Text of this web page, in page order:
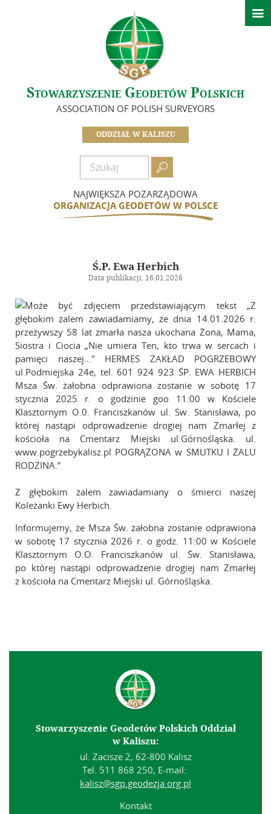
Stowarzyszenie Geodetów Polskich
ASSOCIATION OF POLISH SURVEYORS
ODDZIAŁ W KALISZU

NAJWIĘKSZA POZARZĄDOWA
ORGANIZACJA GEODETÓW W POLSCE

Strona główna
Ważne informacje
O nas
Idea i cele
Zarząd – Oddział SGP w Kaliszu
Koła SGP Oddziału Kaliskiego
Zasłużeni dla Oddziału
Zostań członkiem
Informacje – Oddział w Kaliszu
Galeria
Szkolenia
Zarząd Główny
Linki
Kontakt
Ś.P. Ewa Herbich
Data publikacji: 16.01.2026
Z głębokim żalem zawiadamiany o śmierci naszej
Koleżanki Ewy Herbich.
Informujemy, że Msza Św. żałobna zostanie odprawiona
w sobotę 17 stycznia 2026 r. o godz. 11:00 w Kościele
Klasztornym O.O. Franciszkanów ul. Św. Stanisława,
po której nastąpi odprowadzenie drogiej nam Zmarłej
z kościoła na Cmentarz Miejski ul. Górnośląska.
Stowarzyszenie Geodetów Polskich Oddział
w Kaliszu:
ul. Zacisze 2, 62-800 Kalisz
Tel. 511 868 250, E-mail:
kalisz@sgp.geodezja.org.pl
Kontakt